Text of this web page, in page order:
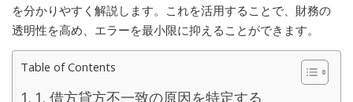
を分かりやすく解説します。これを活用することで、財務の
透明性を高め、エラーを最小限に抑えることができます。
Table of Contents
1. 借方貸方不一致の原因を特定する